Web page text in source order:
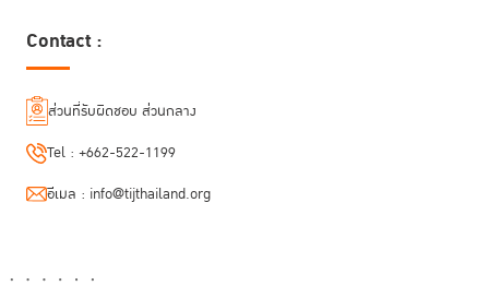
พร้อมทั้งระบุด้วยว่า การร่วมกันกำหนดข้อเสนอแนะและนำเสนอผลของการ
ประชุมครั้งนี้จะแสดงให้เห็นถึงความมุ่งมั่นร่วมกันของผู้ร่วมประชุมเพื่อ
พัฒนาการเข้าถึงความช่วยเหลือทางกฎหมายและเป็นแนวทางเพื่อการให้ความ
ช่วยเหลือทางเทคนิคสำหรับภูมิภาคนี้ต่อไป
Contact :
ส่วนที่รับผิดชอบ ส่วนกลาง
Tel : +662-522-1199
อีเมล : info@tijthailand.org